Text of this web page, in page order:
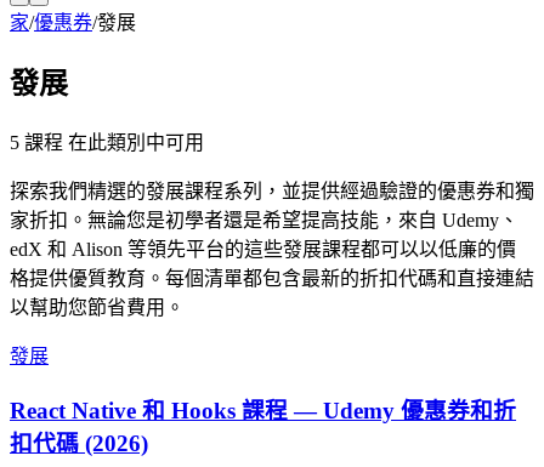
家/優惠券/發展
發展
5 課程 在此類別中可用
探索我們精選的發展課程系列，並提供經過驗證的優惠券和獨
家折扣。無論您是初學者還是希望提高技能，來自 Udemy、
edX 和 Alison 等領先平台的這些發展課程都可以以低廉的價
格提供優質教育。每個清單都包含最新的折扣代碼和直接連結
以幫助您節省費用。
發展
React Native 和 Hooks 課程 — Udemy 優惠券和折
扣代碼 (2026)